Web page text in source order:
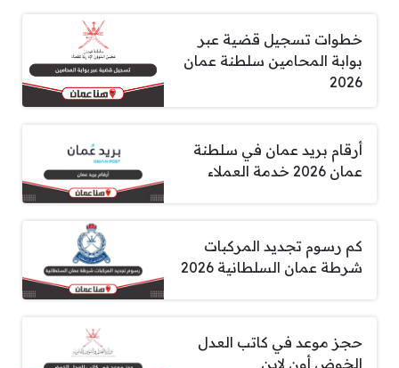
خطوات تسجيل قضية عبر
بوابة المحامين سلطنة عمان
2026
أرقام بريد عمان في سلطنة
عمان 2026 خدمة العملاء
كم رسوم تجديد المركبات
شرطة عمان السلطانية 2026
حجز موعد في كاتب العدل
الخوض أون لاين